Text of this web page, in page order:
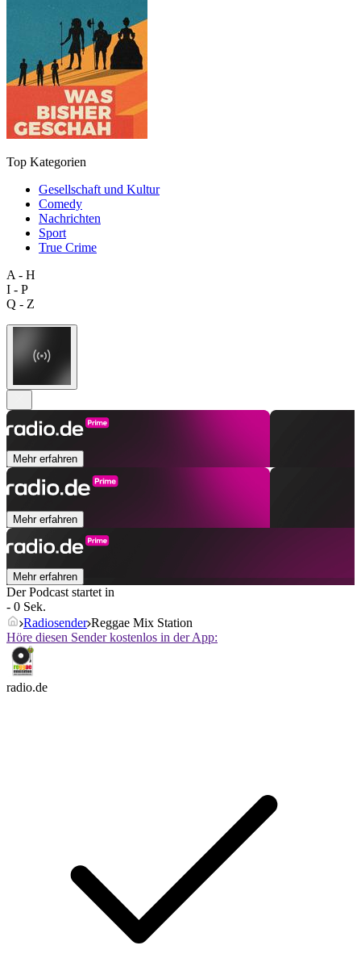
Top Kategorien
Gesellschaft und Kultur
Comedy
Nachrichten
Sport
True Crime
A - H
I - P
Q - Z
Mehr erfahren
Mehr erfahren
Mehr erfahren
Der Podcast startet in
- 0 Sek.
Radiosender Reggae Mix Station
Höre diesen Sender kostenlos in der App:
radio.de